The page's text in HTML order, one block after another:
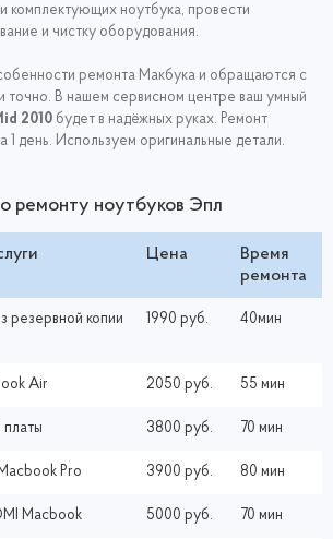
комплектующих ноутбука, провести
и чистку оборудования.
ремонта Макбука и обращаются с
точно. В нашем сервисном центре ваш умный
2010 будет в надёжных руках. Ремонт
1 день. Используем оригинальные детали.
ремонту ноутбуков Эпл
Цена
Время
ремонта
резервной копии
1990 руб. 40мин
Air 2050 руб. 55 мин
платы 3800 руб. 70 мин
Pro 3900 руб. 80 мин
Macbook 5000 руб. 70 мин